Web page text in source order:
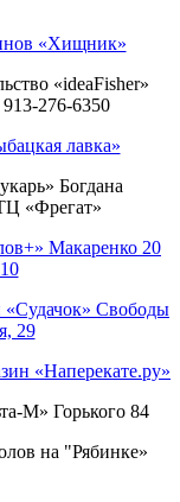
«Хищник»
«ideaFisher»
276-6350
лавка»
Богдана
«Фрегат»
Макаренко 20
Свободы
29
«Наперекате.ру»
М» Горького 84
на "Рябинке»